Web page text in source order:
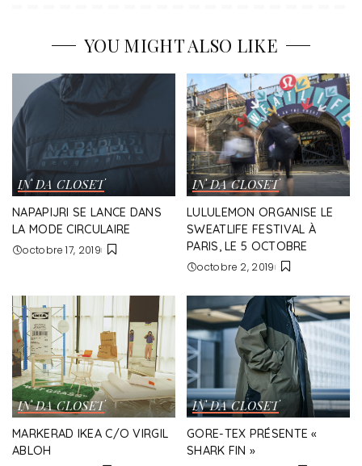
YOU MIGHT ALSO LIKE
IN DA CLOSET
NAPAPIJRI SE LANCE DANS
LA MODE CIRCULAIRE
octobre 17, 2019
IN DA CLOSET
LULULEMON ORGANISE LE
SWEATLIFE FESTIVAL À
PARIS, LE 5 OCTOBRE
octobre 2, 2019
IN DA CLOSET
MARKERAD IKEA C/O VIRGIL
ABLOH
IN DA CLOSET
GORE-TEX PRÉSENTE «
SHARK FIN »